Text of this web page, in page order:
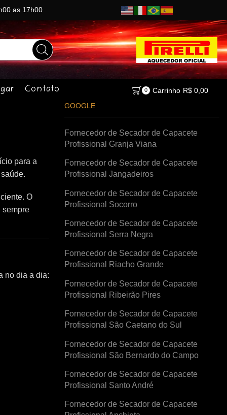
as 17h00
Contato 0 Carrinho R$0,00
para a
O
sempre
no dia a dia:
GOOGLE
Fornecedor de Secador de Capacete
Profissional Granja Viana
Fornecedor de Secador de Capacete
Profissional Jangadeiros
Fornecedor de Secador de Capacete
Profissional Socorro
Fornecedor de Secador de Capacete
Profissional Serra Negra
Fornecedor de Secador de Capacete
Profissional Riacho Grande
Fornecedor de Secador de Capacete
Profissional Ribeirão Pires
Fornecedor de Secador de Capacete
Profissional São Caetano do Sul
Fornecedor de Secador de Capacete
Profissional São Bernardo do Campo
Fornecedor de Secador de Capacete
Profissional Santo André
Fornecedor de Secador de Capacete